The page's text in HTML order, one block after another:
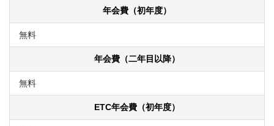
年会費（初年度）
無料
年会費（二年目以降）
無料
ETC年会費（初年度）